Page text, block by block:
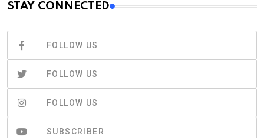
STAY CONNECTED
FOLLOW US
FOLLOW US
FOLLOW US
SUBSCRIBER